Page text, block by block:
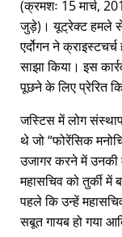
(क्रमशः 15 मार्च,
जुड़े)। यूट्रेक्ट हमले से
एर्दोगन ने
साझा किया। इस
पूछने के लिए प्रेरित
जस्टिस में लोग
थे जो फोरेंसिक
उजागर करने में
महासचिव को तुर्की में
पहले कि उन्हें
सबूत गायब हो गया